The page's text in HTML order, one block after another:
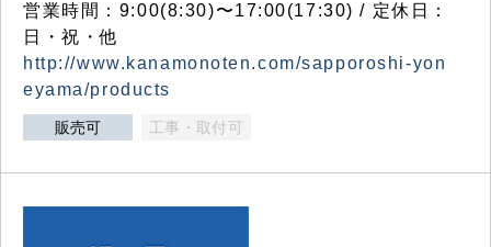
営業時間：9:00(8:30)〜17:00(17:30) / 定休日：
日・祝・他
http://www.kanamonoten.com/sapporoshi-yon
eyama/products
販売可 工事・取付可